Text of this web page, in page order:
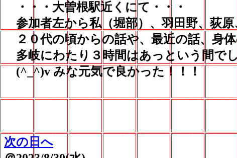
・・・大曽根駅近くにて・・・
参加者左から私（堀部）、羽田野、荻原
２０代の頃からの話や、最近の話、身体
多岐にわたり３時間はあっという間でし
(^_^)v みな元気で良かった！！！
次の日へ